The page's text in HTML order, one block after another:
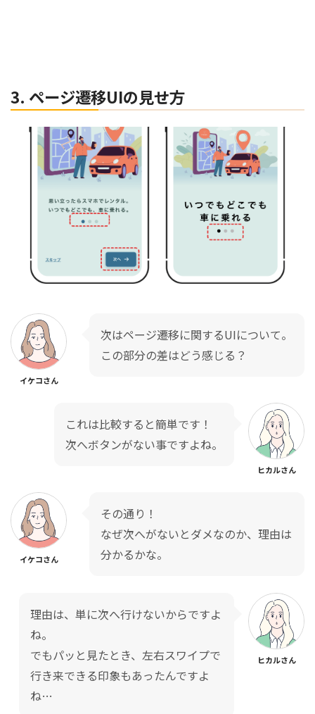
3. ページ遷移UIの見せ方
イケコさん
次はページ遷移に関するUIについて。
この部分の差はどう感じる？
これは比較すると簡単です！
次へボタンがない事ですよね。
ヒカルさん
イケコさん
その通り！
なぜ次へがないとダメなのか、理由は
分かるかな。
理由は、単に次へ行けないからですよ
ね。
でもパッと見たとき、左右スワイプで
行き来できる印象もあったんですよ
ね…
ヒカルさん